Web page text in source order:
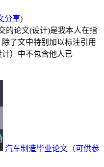
分享)
的论文(设计)是我本人在指
了文中特别加以标注引用
）中不包含他人已
汽车制造毕业论文（可供参